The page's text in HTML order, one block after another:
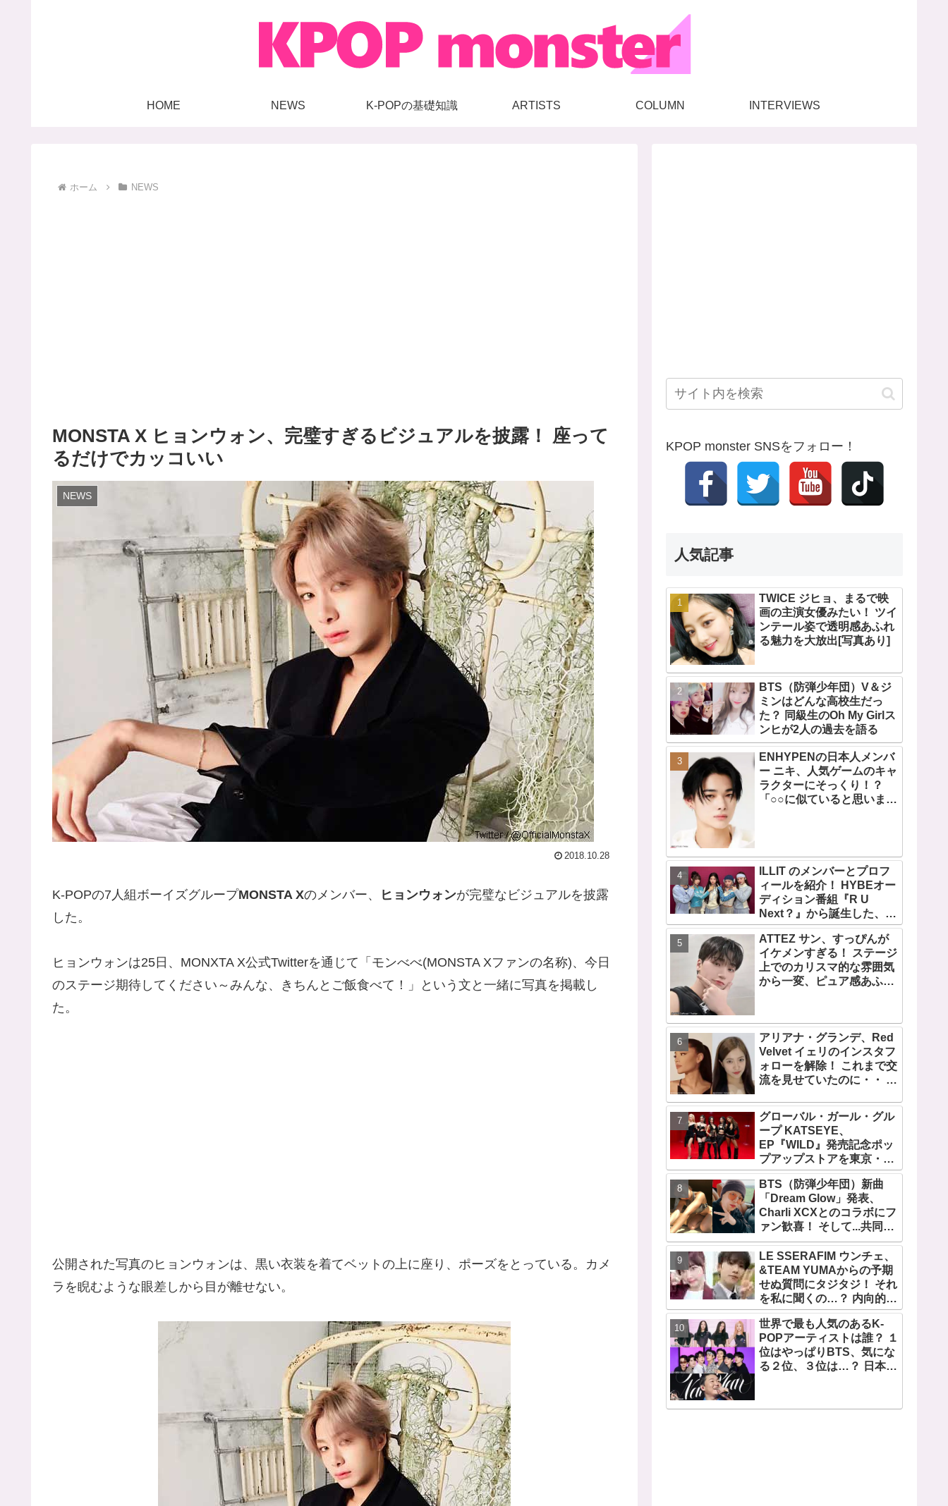
HOME NEWS K-POPの基礎知識 ARTISTS COLUMN INTERVIEWS
ホーム NEWS
MONSTA X ヒョンウォン、完璧すぎるビジュアルを披露！ 座って
るだけでカッコいい
NEWS
2018.10.28
K-POPの7人組ボーイズグループMONSTA Xのメンバー、 ヒョンウォンが完璧なビジュアルを披露
した。
ヒョンウォンは25日、MONXTA X公式Twitterを通じて「モンべべ(MONSTA Xファンの名称)、今日
のステージ期待してください～みんな、きちんとご飯食べて！」という文と一緒に写真を掲載し
た。
公開された写真のヒョンウォンは、黒い衣装を着てベットの上に座り、ポーズをとっている。カメ
ラを睨むような眼差しから目が離せない。
KPOP monster SNSをフォロー！
人気記事
TWICE ジヒョ、まるで映
画の主演女優みたい！ ツイ
ンテール姿で透明感あふれ
る魅力を大放出[写真あり]
BTS（防弾少年団）V＆ジ
ミンはどんな高校生だっ
た？ 同級生のOh My Girlス
ンヒが2人の過去を語る
ENHYPENの日本人メンバ
ー ニキ、人気ゲームのキャ
ラクターにそっくり！？
「○○に似ていると思いま
「客観的な視点で自分を見
てるねｗｗ」
ILLIT のメンバーとプロフ
ィールを紹介！ HYBEオー
ディション番組『R U
Next？』から誕生した、日
本人のイロハとモカを含む
5人組ガールズグループ！
デビュー曲「Magnetic」が
いきなりの大ヒット
ATTEZ サン、すっぴんが
イケメンすぎる！ ステージ
上でのカリスマ的な雰囲気
から一変、ピュア感あふれ
アリアナ・グランデ、Red
Velvet イェリのインスタフ
ォローを解除！ これまで交
流を見せていたのに・・ 一
由を推測
グローバル・ガール・グル
ープ KATSEYE、
EP『WILD』発売記念ポッ
プアップストアを東京・原
宿で開催 限定グッズも登
場
BTS（防弾少年団）新曲
「Dream Glow」発表、
Charli XCXとのコラボにフ
ァン歓喜！ そして...共同制
作者が明かすジミンへの思
い「彼の夢、そして彼の絶
望から生まれた歌」
LE SSERAFIM ウンチェ、
&TEAM YUMAからの予期
せぬ質問にタジタジ！ それ
を私に聞くの…？ 内向的で
あるからこそ答えに困る彼
女のリアクションがかわい
すぎる
世界で最も人気のあるK-
POPアーティストは誰？ １
位はやっぱりBTS、気にな
る２位、３位は…？ 日本の
の個性あふれるデータに注